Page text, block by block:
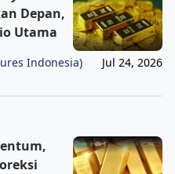
Depan,
Utama
Indonesia) Jul 24, 2026